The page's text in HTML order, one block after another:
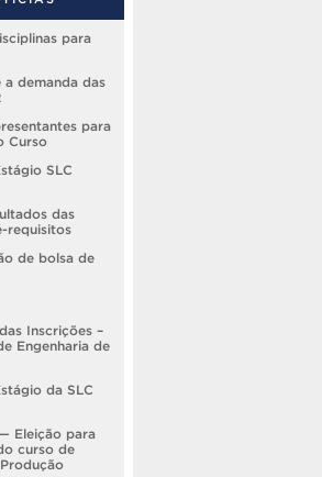
para
a demanda das
para
Curso
SLC
das
requisitos
de bolsa de
Inscrições –
Engenharia de
da SLC
Eleição para
curso de